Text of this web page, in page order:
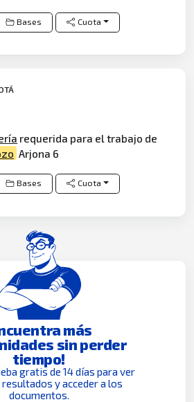
Bases Cuota
requerida para el trabajo de
Arjona 6
Bases Cuota
más
sin perder
tiempo!
gratis de 14 días para ver
y acceder a los
documentos.